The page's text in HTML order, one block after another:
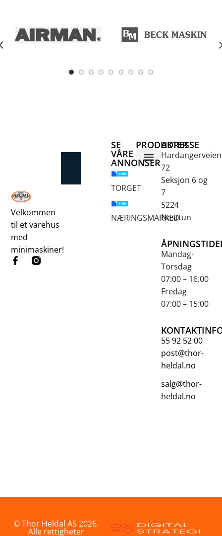
Velkommen
til et varehus
med
minimaskiner!
ADRESSE
Hardangerveien
72
Seksjon 6 og
7
5224
Nesttun
Mandag-
Torsdag
07:00 – 16:00
Fredag
07:00 – 15:00
55 92 52 00
post@thor-
heldal.no
salg@thor-
heldal.no
PRODUKTER
SE
VÅRE
ANNONSER
TORGET
NÆRINGSMARKED
© Thor Heldal AS 2026.
Alle rettigheter